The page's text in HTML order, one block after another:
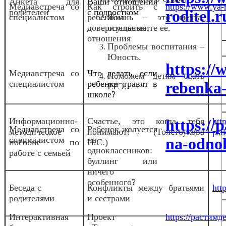
родителей
с подростком
Медиавстреча со
специалистом
Как строить с
ребенком
доверительные
отношения
https://
Медиавстреча со
специалистом
Что делать, если
ребенка травят в
школе?
https://
Медиавстреча со
специалистом
Ребенок жалуется
на
одноклассников:
буллинг или
ничего
особенного?
https://
na-
Интерактивная
Проект
https://
Жизнь – это мечта,
осуществите ее.
Проблемы воспитания –
Юность.
Поможем детям сдать
ЕГЭ.
Информационно-
методическое
пособие по
работе с семьей
Счастье, это когда тебя
понимают! (Толстоухова
Н.С.)
Беседа с
родителями
Конфликты между братьями
и сестрами